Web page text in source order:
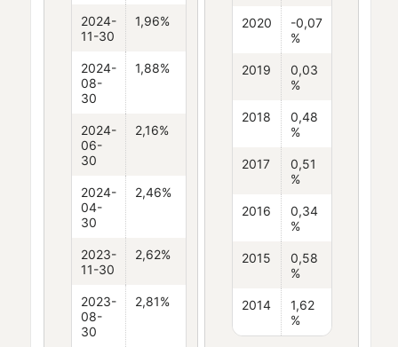
2024-
11-30
1,96%
2024-
08-
30
1,88%
2024-
06-
30
2,16%
2024-
04-
30
2,46%
2023-
11-30
2,62%
2023-
08-
30
2,81%
2020
-0,07
%
2019
0,03
%
2018
0,48
%
2017
0,51
%
2016
0,34
%
2015
0,58
%
2014
1,62
%